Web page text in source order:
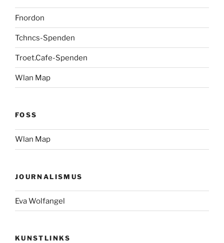
Fnordon
Tchncs-Spenden
Troet.Cafe-Spenden
Wlan Map
FOSS
Wlan Map
JOURNALISMUS
Eva Wolfangel
KUNSTLINKS